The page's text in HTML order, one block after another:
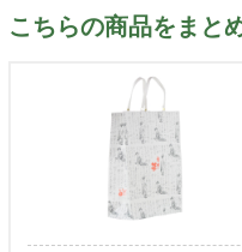
こちらの商品をまと